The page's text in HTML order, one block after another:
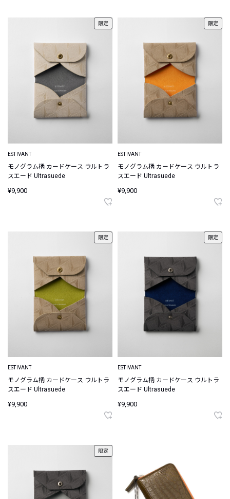
限定
ESTIVANT
モノグラム柄 カードケース ウルトラ
スエード Ultrasuede
¥9,900
限定
ESTIVANT
モノグラム柄 カードケース ウルトラ
スエード Ultrasuede
¥9,900
限定
ESTIVANT
モノグラム柄 カードケース ウルトラ
スエード Ultrasuede
¥9,900
限定
ESTIVANT
モノグラム柄 カードケース ウルトラ
スエード Ultrasuede
¥9,900
限定